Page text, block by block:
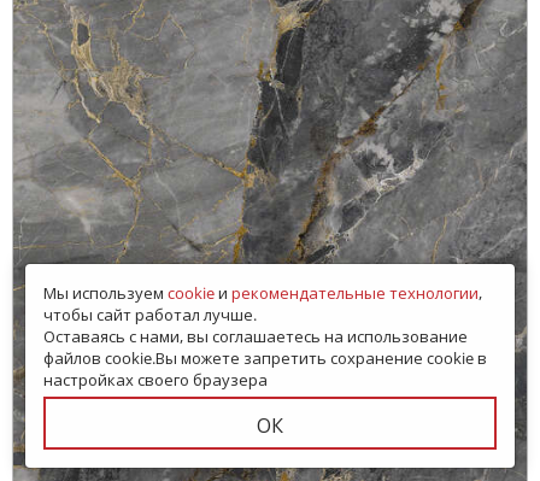
Мы используем cookieи рекомендательные технологии,
чтобы сайт работал лучше.
Оставаясь с нами, вы соглашаетесь на использование
файлов cookie.Вы можете запретить сохранение cookie в
настройках своего браузера
ОК